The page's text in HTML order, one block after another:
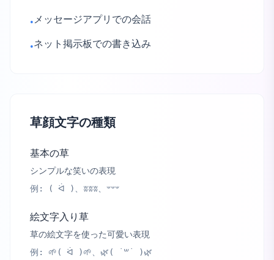
• メッセージアプリでの会話
•ネット掲示板での書き込み
草顔文字の種類
基本の草
シンプルな笑いの表現
例: ( ᐛ )、ʬʬʬ、𐤔𐤔𐤔
絵文字入り草
草の絵文字を使った可愛い表現
例: 🌱( ᐛ )🌱、🌿( ˙꒳˙ )🌿